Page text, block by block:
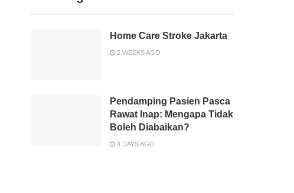
Home Care Stroke Jakarta
2 WEEKS AGO
Pendamping Pasien Pasca
Rawat Inap: Mengapa Tidak
Boleh Diabaikan?
4 DAYS AGO